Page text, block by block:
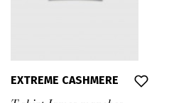
EXTREME CASHMERE